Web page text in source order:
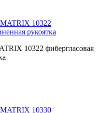
10322 фибергласовая